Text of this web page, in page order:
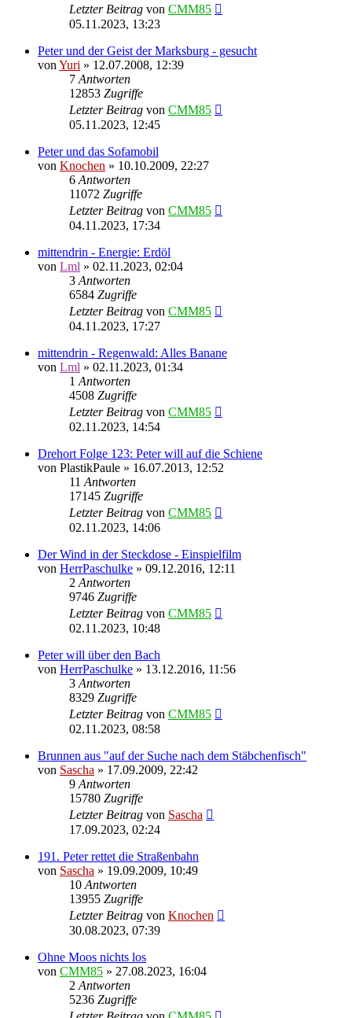
Letzter Beitrag von CMM85
05.11.2023, 13:23
Peter und der Geist der Marksburg - gesucht
von Yuri » 12.07.2008, 12:39
7 Antworten
12853 Zugriffe
Letzter Beitrag von CMM85
05.11.2023, 12:45
Peter und das Sofamobil
von Knochen » 10.10.2009, 22:27
6 Antworten
11072 Zugriffe
Letzter Beitrag von CMM85
04.11.2023, 17:34
mittendrin - Energie: Erdöl
von Lml » 02.11.2023, 02:04
3 Antworten
6584 Zugriffe
Letzter Beitrag von CMM85
04.11.2023, 17:27
mittendrin - Regenwald: Alles Banane
von Lml » 02.11.2023, 01:34
1 Antworten
4508 Zugriffe
Letzter Beitrag von CMM85
02.11.2023, 14:54
Drehort Folge 123: Peter will auf die Schiene
von PlastikPaule » 16.07.2013, 12:52
11 Antworten
17145 Zugriffe
Letzter Beitrag von CMM85
02.11.2023, 14:06
Der Wind in der Steckdose - Einspielfilm
von HerrPaschulke » 09.12.2016, 12:11
2 Antworten
9746 Zugriffe
Letzter Beitrag von CMM85
02.11.2023, 10:48
Peter will über den Bach
von HerrPaschulke » 13.12.2016, 11:56
3 Antworten
8329 Zugriffe
Letzter Beitrag von CMM85
02.11.2023, 08:58
Brunnen aus "auf der Suche nach dem Stäbchenfisch"
von Sascha » 17.09.2009, 22:42
9 Antworten
15780 Zugriffe
Letzter Beitrag von Sascha
17.09.2023, 02:24
191. Peter rettet die Straßenbahn
von Sascha » 19.09.2009, 10:49
10 Antworten
13955 Zugriffe
Letzter Beitrag von Knochen
30.08.2023, 07:39
Ohne Moos nichts los
von CMM85 » 27.08.2023, 16:04
2 Antworten
5236 Zugriffe